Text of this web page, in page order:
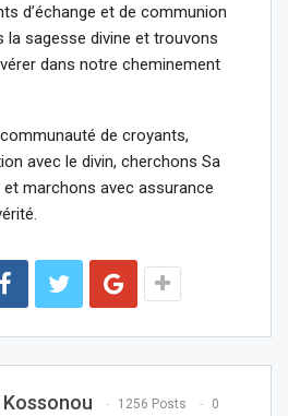
d’échange et de communion
la sagesse divine et trouvons
dans notre cheminement
de croyants,
avec le divin, cherchons Sa
marchons avec assurance
Kossonou 1256 Posts 0